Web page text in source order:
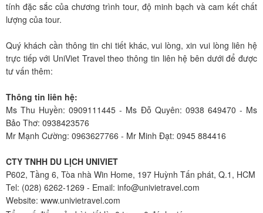
tính đặc sắc của chương trình tour, độ minh bạch và cam kết chất
lượng của tour.
Quý khách cần thông tin chi tiết khác, vui lòng, xin vui lòng liên hệ
trực tiếp với UniViet Travel theo thông tin liên hệ bên dưới để được
tư vấn thêm:
Thông tin liên hệ:
Ms Thu Huyền: 0909111445 - Ms Đỗ Quyên: 0938 649470 - Ms
Bảo Thơ: 0938423576
Mr Mạnh Cường: 0963627766 - Mr Minh Đạt: 0945 884416
CTY TNHH DU LỊCH UNIVIET
P602, Tầng 6, Tòa nhà Win Home, 197 Huỳnh Tấn phát, Q.1, HCM
Tel: (028) 6262-1269 - Email: info@univietravel.com
Website: www.univietravel.com